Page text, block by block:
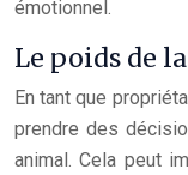
émotionnel.
Le poids de
En tant que
prendre des
animal. Cela peut